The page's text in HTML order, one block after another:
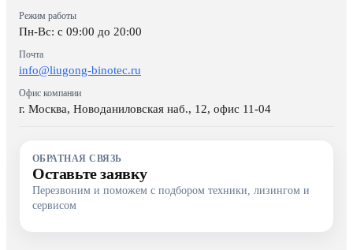
Режим работы
Пн-Вс: c 09:00 до 20:00
Почта
info@liugong-binotec.ru
Офис компании
г. Москва, Новоданиловская наб., 12, офис 11-04
ОБРАТНАЯ СВЯЗЬ
Оставьте заявку
Перезвоним и поможем с подбором техники, лизингом и
сервисом